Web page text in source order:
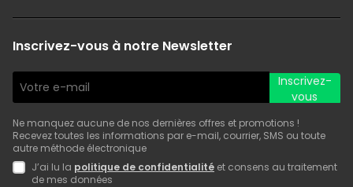
Inscrivez-vous à notre Newsletter
Inscrivez-
vous
Ne manquez aucune de nos dernières offres et promotions !
Recevez toutes les informations par e-mail, courrier, SMS ou toute
autre méthode électronique
J’ai lu la politique de confidentialité et consens au traitement
de mes données